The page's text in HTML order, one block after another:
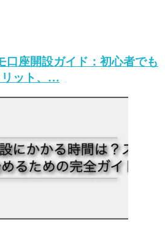
座開設ガイド：初心者でも
リット、…